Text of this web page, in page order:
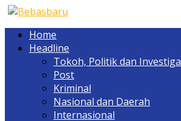
Home
Headline
Tokoh, Politik dan
Post
Kriminal
Nasional dan Daerah
Internasional